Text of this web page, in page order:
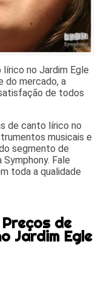
no Jardim Egle
do mercado, a
de todos
de canto lírico no
musicais e
segmento de
Fale
toda a qualidade
de
Jardim Egle